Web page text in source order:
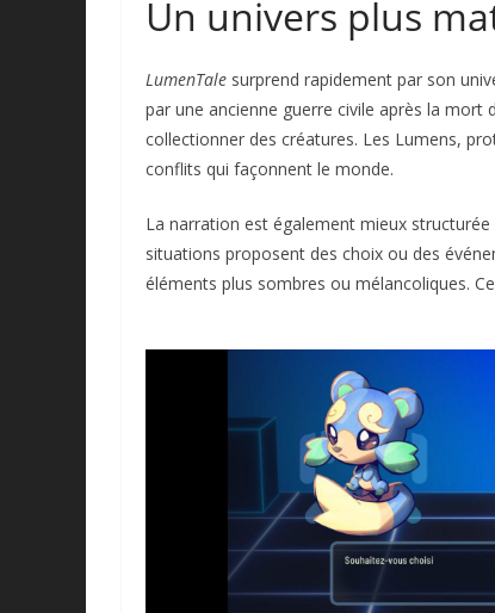
Un univers plus
LumenTale surprend rapidement par son
par une ancienne guerre civile après la mort
collectionner des créatures. Les Lumens,
conflits qui façonnent le monde.
La narration est également mieux
situations proposent des choix ou des
éléments plus sombres ou mélancoliques.